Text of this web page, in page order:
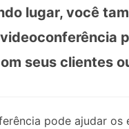
lugar, você
seus clientes
pode ajudar os